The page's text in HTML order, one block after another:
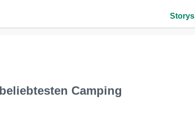
Storys
Camping